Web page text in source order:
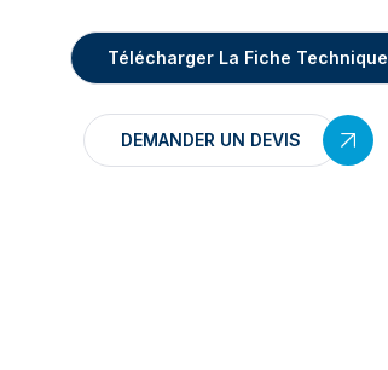
Télécharger La Fiche Technique
DEMANDER UN DEVIS